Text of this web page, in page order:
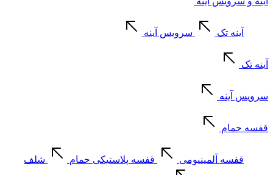
آینه تک سرویس آینه
آینه تک
سرویس آینه
قفسه حمام
قفسه آلمینیومی قفسه پلاستیکی حمام شلف